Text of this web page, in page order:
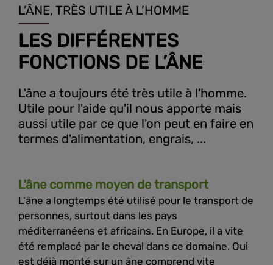
L’ÂNE, TRÈS UTILE À L’HOMME
LES DIFFÉRENTES
FONCTIONS DE L’ÂNE
L'âne a toujours été très utile à l'homme.
Utile pour l'aide qu'il nous apporte mais
aussi utile par ce que l'on peut en faire en
termes d'alimentation, engrais, ...
L'âne comme moyen de transport
L'âne a longtemps été utilisé pour le transport de
personnes, surtout dans les pays
méditerranéens et africains. En Europe, il a vite
été remplacé par le cheval dans ce domaine. Qui
est déjà monté sur un âne comprend vite